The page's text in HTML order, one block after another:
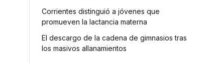
Corrientes distinguió a jóvenes que
promueven la lactancia materna
El descargo de la cadena de gimnasios tras
los masivos allanamientos